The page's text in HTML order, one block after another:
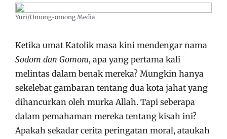
Yuri/Omong-omong Media
Ketika umat Katolik masa kini mendengar nama
Sodom dan Gomora, apa yang pertama kali
melintas dalam benak mereka? Mungkin hanya
sekelebat gambaran tentang dua kota jahat yang
dihancurkan oleh murka Allah. Tapi seberapa
dalam pemahaman mereka tentang kisah ini?
Apakah sekadar cerita peringatan moral, ataukah